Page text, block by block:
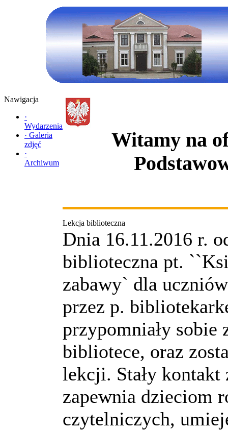
Nawigacja
·
Wydarzenia
· Galeria
zdjęć
·
Archiwum
Witamy na
Lekcja biblioteczna
Dnia 16.11.2016 r.
biblioteczna pt.
zabawy` dla
przez p.
przypomniały sobie
bibliotece, oraz
lekcji. Stały
zapewnia dzieciom
czytelniczych,